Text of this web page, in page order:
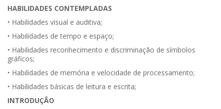
HABILIDADES CONTEMPLADAS
• Habilidades visual e auditiva;
• Habilidades de tempo e espaço;
• Habilidades reconhecimento e discriminação de símbolos
gráficos;
• Habilidades de memória e velocidade de processamento;
• Habilidades básicas de leitura e escrita;
INTRODUÇÃO